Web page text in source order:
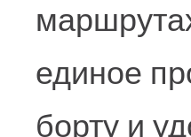
единое
борту и